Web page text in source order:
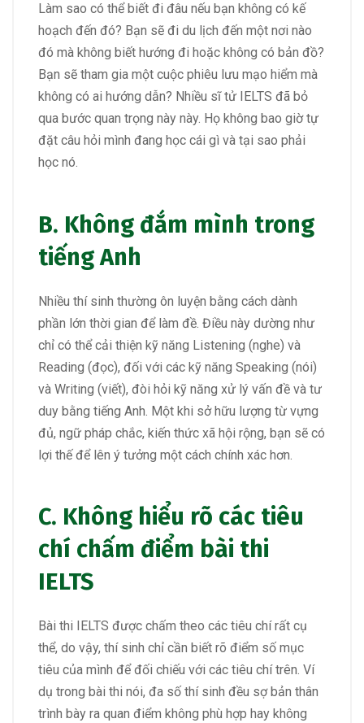
Làm sao có thể biết đi đâu nếu bạn không có kế
hoạch đến đó? Bạn sẽ đi du lịch đến một nơi nào
đó mà không biết hướng đi hoặc không có bản đồ?
Bạn sẽ tham gia một cuộc phiêu lưu mạo hiểm mà
không có ai hướng dẫn? Nhiều sĩ tử IELTS đã bỏ
qua bước quan trọng này này. Họ không bao giờ tự
đặt câu hỏi mình đang học cái gì và tại sao phải
học nó.
B. Không đắm mình trong
tiếng Anh
Nhiều thí sinh thường ôn luyện bằng cách dành
phần lớn thời gian để làm đề. Điều này dường như
chỉ có thể cải thiện kỹ năng Listening (nghe) và
Reading (đọc), đối với các kỹ năng Speaking (nói)
và Writing (viết), đòi hỏi kỹ năng xử lý vấn đề và tư
duy bằng tiếng Anh. Một khi sở hữu lượng từ vựng
đủ, ngữ pháp chắc, kiến thức xã hội rộng, bạn sẽ có
lợi thế để lên ý tưởng một cách chính xác hơn.
C. Không hiểu rõ các tiêu
chí chấm điểm bài thi
IELTS
Bài thi IELTS được chấm theo các tiêu chí rất cụ
thể, do vậy, thí sinh chỉ cần biết rõ điểm số mục
tiêu của mình để đối chiếu với các tiêu chí trên. Ví
dụ trong bài thi nói, đa số thí sinh đều sợ bản thân
trình bày ra quan điểm không phù hợp hay không